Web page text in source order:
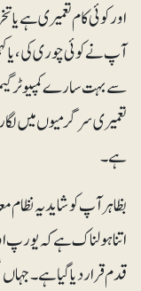
اور کوئی کام تعمیری ہے
آپ نے کوئی چوری کی، یا
سے بہت سارے کمپیوٹر
تعمیری سرگرمیوں میں لگا
ہے۔
بظاہر آپ کو شاید یہ
اتنا ہولناک ہے کہ یورپ
قدم قرار دیا گیا ہے۔ جہاں